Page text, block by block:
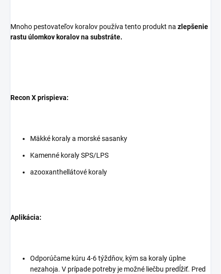
Mnoho pestovateľov koralov používa tento produkt na zlepšenie
rastu úlomkov koralov na substráte.
Recon X prispieva:
Mäkké koraly a morské sasanky
Kamenné koraly SPS/LPS
azooxanthellátové koraly
Aplikácia:
Odporúčame kúru 4-6 týždňov, kým sa koraly úplne
nezahoja. V prípade potreby je možné liečbu predĺžiť. Pred